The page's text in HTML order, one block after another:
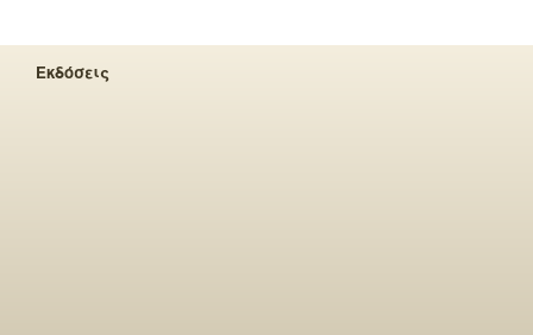
Εκδόσεις